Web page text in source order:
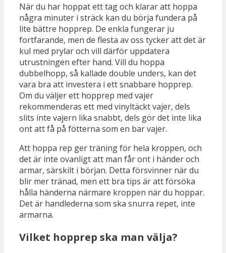
När du har hoppat ett tag och klarar att hoppa
några minuter i sträck kan du börja fundera på
lite bättre hopprep. De enkla fungerar ju
fortfarande, men de flesta av oss tycker att det är
kul med prylar och vill därför uppdatera
utrustningen efter hand. Vill du hoppa
dubbelhopp, så kallade double unders, kan det
vara bra att investera i ett snabbare hopprep.
Om du väljer ett hopprep med vajer
rekommenderas ett med vinyltäckt vajer, dels
slits inte vajern lika snabbt, dels gör det inte lika
ont att få på fötterna som en bar vajer.
Att hoppa rep ger träning för hela kroppen, och
det är inte ovanligt att man får ont i händer och
armar, särskilt i början. Detta försvinner när du
blir mer tränad, men ett bra tips är att försöka
hålla händerna närmare kroppen när du hoppar.
Det är handlederna som ska snurra repet, inte
armarna.
Vilket hopprep ska man välja?